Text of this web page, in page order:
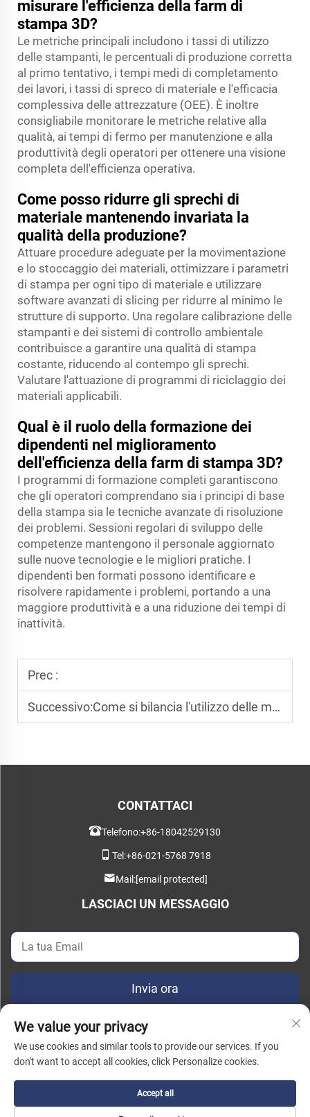
misurare l'efficienza della farm di
stampa 3D?
Le metriche principali includono i tassi di utilizzo
delle stampanti, le percentuali di produzione corretta
al primo tentativo, i tempi medi di completamento
dei lavori, i tassi di spreco di materiale e l'efficacia
complessiva delle attrezzature (OEE). È inoltre
consigliabile monitorare le metriche relative alla
qualità, ai tempi di fermo per manutenzione e alla
produttività degli operatori per ottenere una visione
completa dell'efficienza operativa.
Come posso ridurre gli sprechi di
materiale mantenendo invariata la
qualità della produzione?
Attuare procedure adeguate per la movimentazione
e lo stoccaggio dei materiali, ottimizzare i parametri
di stampa per ogni tipo di materiale e utilizzare
software avanzati di slicing per ridurre al minimo le
strutture di supporto. Una regolare calibrazione delle
stampanti e dei sistemi di controllo ambientale
contribuisce a garantire una qualità di stampa
costante, riducendo al contempo gli sprechi.
Valutare l'attuazione di programmi di riciclaggio dei
materiali applicabili.
Qual è il ruolo della formazione dei
dipendenti nel miglioramento
dell'efficienza della farm di stampa 3D?
I programmi di formazione completi garantiscono
che gli operatori comprendano sia i principi di base
della stampa sia le tecniche avanzate di risoluzione
dei problemi. Sessioni regolari di sviluppo delle
competenze mantengono il personale aggiornato
sulle nuove tecnologie e le migliori pratiche. I
dipendenti ben formati possono identificare e
risolvere rapidamente i problemi, portando a una
maggiore produttività e a una riduzione dei tempi di
inattività.
Prec :
Successivo:Come si bilancia l'utilizzo delle macchine e lo spreco di materiali in una fattoria di stampa 3D?
CONTATTACI
Telefono:+86-18042529130
Tel:+86-021-5768 7918
Mail:[email protected]
LASCIACI UN MESSAGGIO
Invia ora
(Shanghai) Co., Ltd. Tutti i diritti riservati. |
We value your privacy
We use cookies and similar tools to provide our services. If you
don't want to accept all cookies, click Personalize cookies.
Accept all